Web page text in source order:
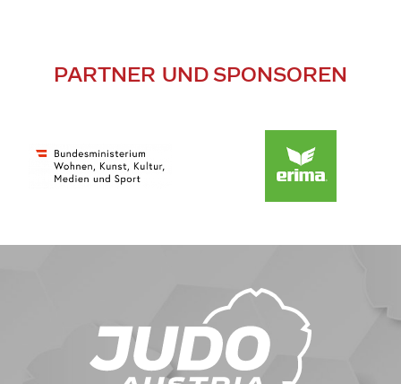
PARTNER UND SPONSOREN